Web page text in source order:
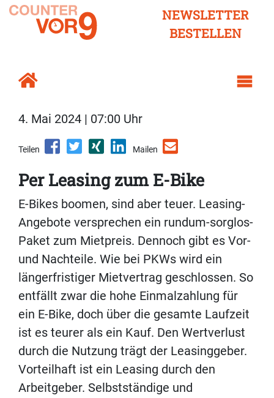
NEWSLETTER
BESTELLEN
4. Mai 2024 | 07:00 Uhr
Teilen Mailen
Per Leasing zum E-Bike
E-Bikes boomen, sind aber teuer. Leasing-
Angebote versprechen ein rundum-sorglos-
Paket zum Mietpreis. Dennoch gibt es Vor-
und Nachteile. Wie bei PKWs wird ein
längerfristiger Mietvertrag geschlossen. So
entfällt zwar die hohe Einmalzahlung für
ein E-Bike, doch über die gesamte Laufzeit
ist es teurer als ein Kauf. Den Wertverlust
durch die Nutzung trägt der Leasinggeber.
Vorteilhaft ist ein Leasing durch den
Arbeitgeber. Selbstständige und